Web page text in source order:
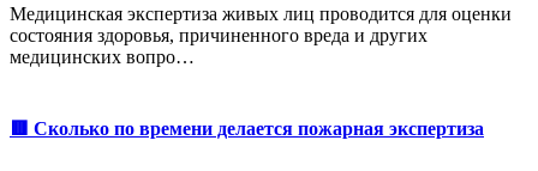
Медицинская экспертиза живых лиц проводится для оценки
состояния здоровья, причиненного вреда и других
медицинских вопро…
🟥 Сколько по времени делается пожарная экспертиза